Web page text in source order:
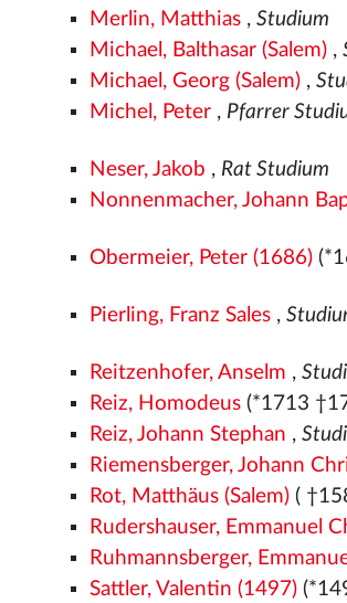
Merlin, Matthias ,Studium
Michael, Balthasar (Salem) ,
Michael, Georg (Salem) ,
Michel, Peter , Pfarrer
Neser, Jakob , Rat Studium
Nonnenmacher, Johann
Obermeier, Peter (1686)
Pierling, Franz Sales ,
Reitzenhofer, Anselm ,
Reiz, Homodeus (*1713
Reiz, Johann Stephan ,
Riemensberger, Johann
Rot, Matthäus (Salem) (
Rudershauser, Emmanuel
Ruhmannsberger,
Sattler, Valentin (1497)